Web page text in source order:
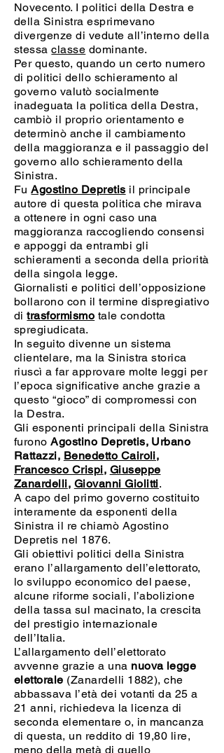
Novecento. I politici della Destra e
della Sinistra esprimevano
divergenze di vedute all’interno della
stessaclasse dominante.
Per questo, quando un certo numero
di politici dello schieramento al
governo valutò socialmente
inadeguata la politica della Destra,
cambiò il proprio orientamento e
determinò anche il cambiamento
della maggioranza e il passaggio del
governo allo schieramento della
Sinistra.
FuAgostino Depretis il principale
autore di questa politica che mirava
a ottenere in ogni caso una
maggioranza raccogliendo consensi
e appoggi da entrambi gli
schieramenti a seconda della priorità
della singola legge.
Giornalisti e politici dell’opposizione
bollarono con il termine dispregiativo
ditrasformismo tale condotta
spregiudicata.
In seguito divenne un sistema
clientelare, ma la Sinistra storica
riuscì a far approvare molte leggi per
l’epoca significative anche grazie a
questo “gioco” di compromessi con
la Destra.
Gli esponenti principali della Sinistra
furonoAgostino Depretis, Urbano
Rattazzi, Benedetto Cairoli,
Francesco Crispi, Giuseppe
Zanardelli, Giovanni Giolitti.
A capo del primo governo costituito
interamente da esponenti della
Sinistra il re chiamò Agostino
Depretis nel 1876.
Gli obiettivi politici della Sinistra
erano l’allargamento dell’elettorato,
lo sviluppo economico del paese,
alcune riforme sociali, l’abolizione
della tassa sul macinato, la crescita
del prestigio internazionale
dell’Italia.
L’allargamento dell’elettorato
avvenne grazie a una nuova legge
elettorale (Zanardelli 1882), che
abbassava l’età dei votanti da 25 a
21 anni, richiedeva la licenza di
seconda elementare o, in mancanza
di questa, un reddito di 19,80 lire,
meno della metà di quello